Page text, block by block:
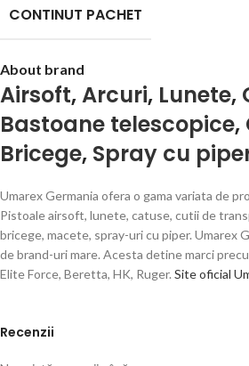
CONTINUT PACHET
About brand
Airsoft,Arcuri, Lunete,
Bastoane telescopice,
Bricege, Spray cu
Umarex Germania ofera o gama variata de
Pistoale airsoft, lunete, catuse, cutii de
bricege, macete, spray-uri cu piper. Umarex
de brand-uri mare. Acesta detine marci
Elite Force, Beretta, HK, Ruger. Site oficial
Recenzii